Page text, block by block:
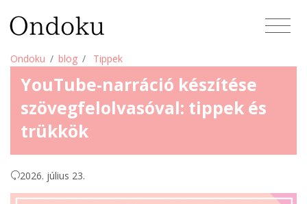
Ondoku blog Tippek
YouTube-narráció készítése
szövegfelolvasóval: tippek és
trükkök
2026. július 23.